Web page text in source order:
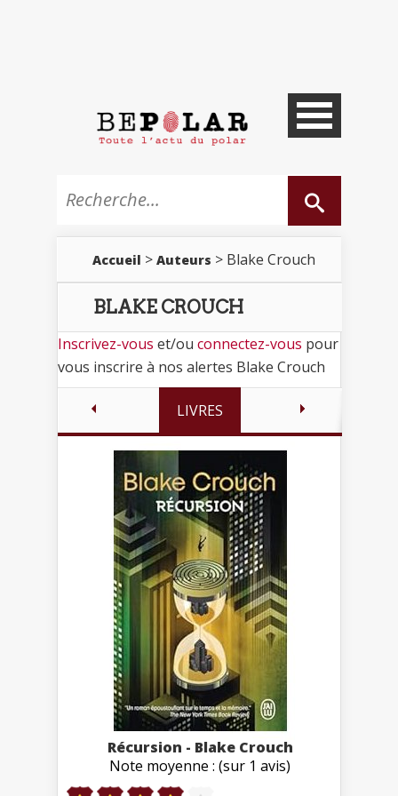
Accueil > Auteurs > Blake Crouch
BLAKE CROUCH
Inscrivez-vous et/ou connectez-vous pour
vous inscrire à nos alertes Blake Crouch
LIVRES
Récursion - Blake Crouch
Note moyenne : (sur 1 avis)